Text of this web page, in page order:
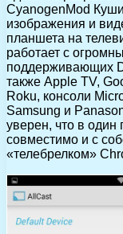
CyanogenMod
изображения и
планшета на
работает с
поддерживающих
также Apple TV,
Roku, консоли
Samsung и
уверен, что в один
совместимо и с
«телебрелком»